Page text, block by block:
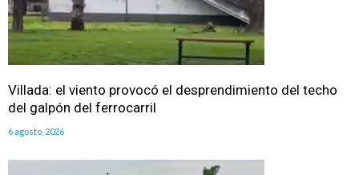
Villada: el viento provocó el desprendimiento del techo
del galpón del ferrocarril
6 agosto, 2026